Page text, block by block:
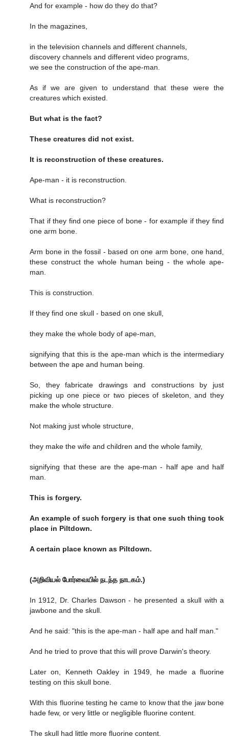
And for example - how do they do that?
In the magazines,
in the television channels and different channels,
discovery channels and different video programs,
we see the construction of the ape-man.
As if we are given to understand that these were the
creatures which existed.
But what is the fact?
These creatures did not exist.
It is reconstruction of these creatures.
Ape-man - it is reconstruction.
What is reconstruction?
That if they find one piece of bone - for example if they find
one arm bone.
Arm bone in the fossil - based on one arm bone, one hand,
these construct the whole human being - the whole ape-
man.
This is construction.
If they find one skull - based on one skull,
they make the whole body of ape-man,
signifying that this is the ape-man which is the intermediary
between the ape and human being.
So, they fabricate drawings and constructions by just
picking up one piece or two pieces of skeleton, and they
make the whole structure.
Not making just whole structure,
they make the wife and children and the whole family,
signifying that these are the ape-man - half ape and half
man.
This is forgery.
An example of such forgery is that one such thing took
place in Piltdown.
A certain place known as Piltdown.
(அறிவியல் போர்வையில் நடந்த நாடகம்.)
In 1912, Dr. Charles Dawson - he presented a skull with a
jawbone and the skull.
And he said: "this is the ape-man - half ape and half man."
And he tried to prove that this will prove Darwin's theory.
Later on, Kenneth Oakley in 1949, he made a fluorine
testing on this skull bone.
With this fluorine testing he came to know that the jaw bone
hade few, or very little or negligible fluorine content.
The skull had little more fluorine content.